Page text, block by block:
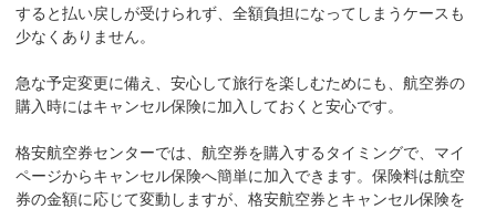
すると払い戻しが受けられず、全額負担になってしまうケースも
少なくありません。
急な予定変更に備え、安心して旅行を楽しむためにも、航空券の
購入時にはキャンセル保険に加入しておくと安心です。
格安航空券センターでは、航空券を購入するタイミングで、マイ
ページからキャンセル保険へ簡単に加入できます。保険料は航空
券の金額に応じて変動しますが、格安航空券とキャンセル保険を